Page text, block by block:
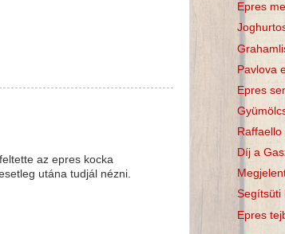
az epres kocka
utána tudjál nézni.
Epres
Pavlova
Epres
Raffaello
Díj a
Segítsüti
Epres